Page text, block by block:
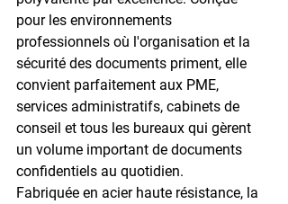
pour les environnements
professionnels où l'organisation et la
sécurité des documents priment, elle
convient parfaitement aux PME,
services administratifs, cabinets de
conseil et tous les bureaux qui gèrent
un volume important de documents
confidentiels au quotidien.
Fabriquée en acier haute résistance, la